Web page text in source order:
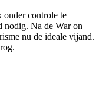
onder controle te
nodig. Na de War on
nu de ideale vijand.